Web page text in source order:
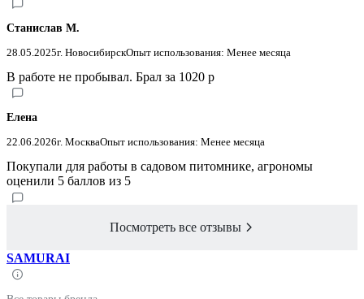
Станислав М.
28.05.2025г. НовосибирскОпыт использования: Менее месяца
В работе не пробывал. Брал за 1020 р
Елена
22.06.2026г. МоскваОпыт использования: Менее месяца
Покупали для работы в садовом питомнике, агрономы
оценили 5 баллов из 5
Посмотреть все отзывы
SAMURAI